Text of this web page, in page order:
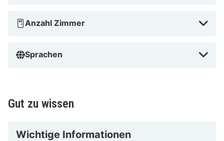
Anzahl Zimmer
Sprachen
Gut zu wissen
Wichtige Informationen